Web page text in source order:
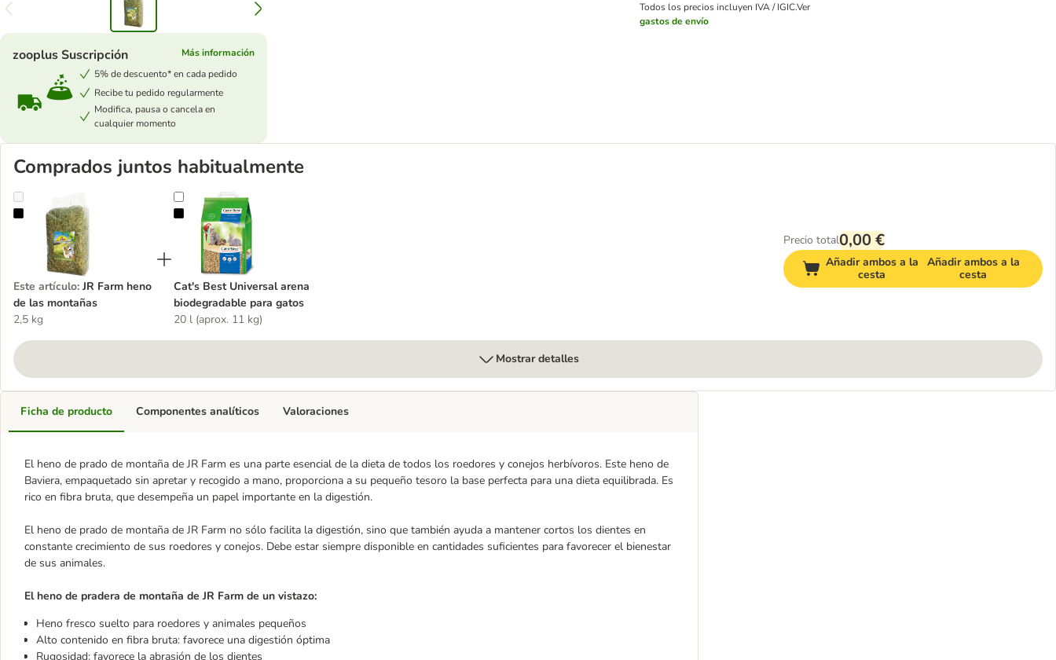
zooplus Suscripción
Más información
5% de descuento* en cada pedido
Recibe tu pedido regularmente
Modifica, pausa o cancela en
cualquier momento
Todos los precios incluyen IVA / IGIC.Ver
gastos de envío
Comprados juntos habitualmente
JR Farm heno de las montañas
Este artículo: JR Farm heno
de las montañas
2,5 kg
Cat's Best Universal arena biodegradable para gatos
Cat's Best Universal arena
biodegradable para gatos
20 l (aprox. 11 kg)
Precio total0,00 €
Añadir ambos a la
cesta
Añadir ambos a la
cesta
Mostrar detalles
Ficha de producto
El heno de prado de montaña de JR Farm es una parte esencial de la dieta de todos los roedores y conejos herbívoros. Este heno de
Baviera, empaquetado sin apretar y recogido a mano, proporciona a su pequeño tesoro la base perfecta para una dieta equilibrada. Es
rico en fibra bruta, que desempeña un papel importante en la digestión.
El heno de prado de montaña de JR Farm no sólo facilita la digestión, sino que también ayuda a mantener cortos los dientes en
constante crecimiento de sus roedores y conejos. Debe estar siempre disponible en cantidades suficientes para favorecer el bienestar
de sus animales.
El heno de pradera de montaña de JR Farm de un vistazo:
Heno fresco suelto para roedores y animales pequeños
Alto contenido en fibra bruta: favorece una digestión óptima
Rugosidad: favorece la abrasión de los dientes
Componentes analíticos Valoraciones